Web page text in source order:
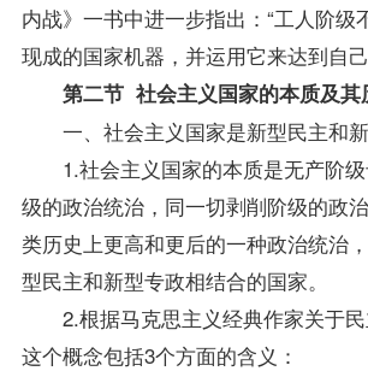
内战》一书中进一步指出：“工人阶级
现成的国家机器，并运用它来达到自己
第二节 社会主义国家的本质及其
一、社会主义国家是新型民主和
1.社会主义国家的本质是无产阶级
级的政治统治，同一切剥削阶级的政
类历史上更高和更后的一种政治统治
型民主和新型专政相结合的国家。
2.根据马克思主义经典作家关于民
这个概念包括3个方面的含义：